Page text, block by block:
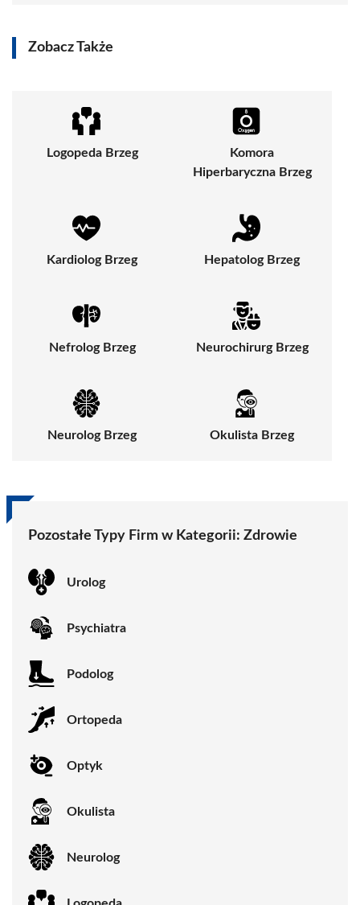
Zobacz Także
Logopeda Brzeg
Komora
Hiperbaryczna Brzeg
Kardiolog Brzeg Hepatolog Brzeg
Nefrolog Brzeg Neurochirurg Brzeg
Neurolog Brzeg Okulista Brzeg
Pozostałe Typy Firm w Kategorii: Zdrowie
Urolog
Psychiatra
Podolog
Ortopeda
Optyk
Okulista
Neurolog